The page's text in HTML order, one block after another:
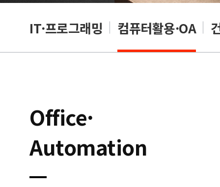
IT·프로그래밍 컴퓨터활용·OA
Office·
Automation